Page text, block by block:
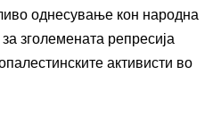
однесување кон народна
зголемената репресија
активисти во